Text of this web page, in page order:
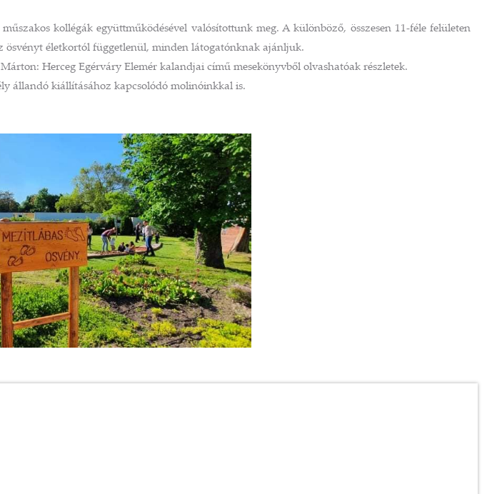
kollégák együttműködésével valósítottunk meg. A különböző, összesen 11-féle felületen
ösvényt életkortól függetlenül, minden látogatónknak ajánljuk.
Herceg Egérváry Elemér kalandjai című mesekönyvből olvashatóak részletek.
állandó kiállításához kapcsolódó molinóinkkal is.